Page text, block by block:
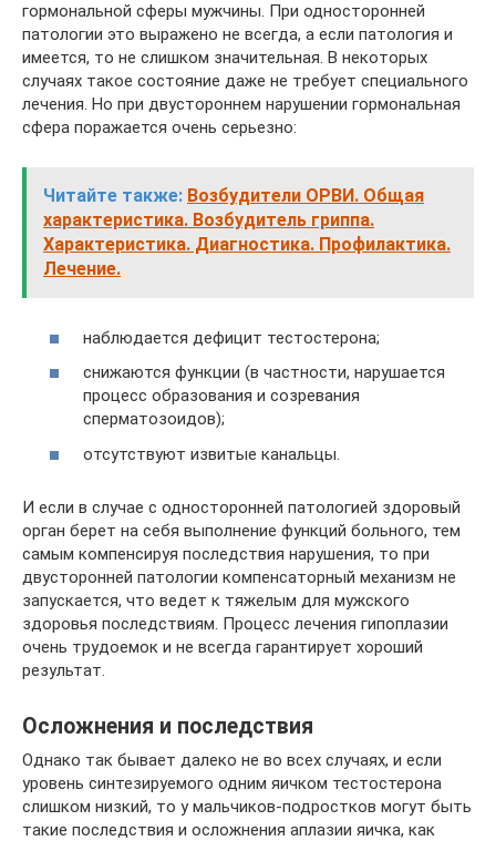
гормональной сферы мужчины. При односторонней
патологии это выражено не всегда, а если патология и
имеется, то не слишком значительная. В некоторых
случаях такое состояние даже не требует специального
лечения. Но при двустороннем нарушении гормональная
сфера поражается очень серьезно:
Читайте также: Возбудители ОРВИ. Общая
характеристика. Возбудитель гриппа.
Характеристика. Диагностика. Профилактика.
Лечение.
наблюдается дефицит тестостерона;
снижаются функции (в частности, нарушается
процесс образования и созревания
сперматозоидов);
отсутствуют извитые канальцы.
И если в случае с односторонней патологией здоровый
орган берет на себя выполнение функций больного, тем
самым компенсируя последствия нарушения, то при
двусторонней патологии компенсаторный механизм не
запускается, что ведет к тяжелым для мужского
здоровья последствиям. Процесс лечения гипоплазии
очень трудоемок и не всегда гарантирует хороший
результат.
Осложнения и последствия
Однако так бывает далеко не во всех случаях, и если
уровень синтезируемого одним яичком тестостерона
слишком низкий, то у мальчиков-подростков могут быть
такие последствия и осложнения аплазии яичка, как